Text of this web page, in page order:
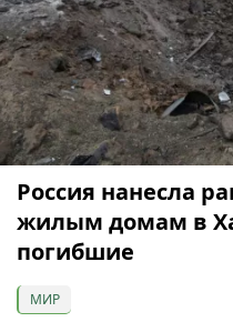
Россия нанесла
жилым домам в
погибшие
МИР